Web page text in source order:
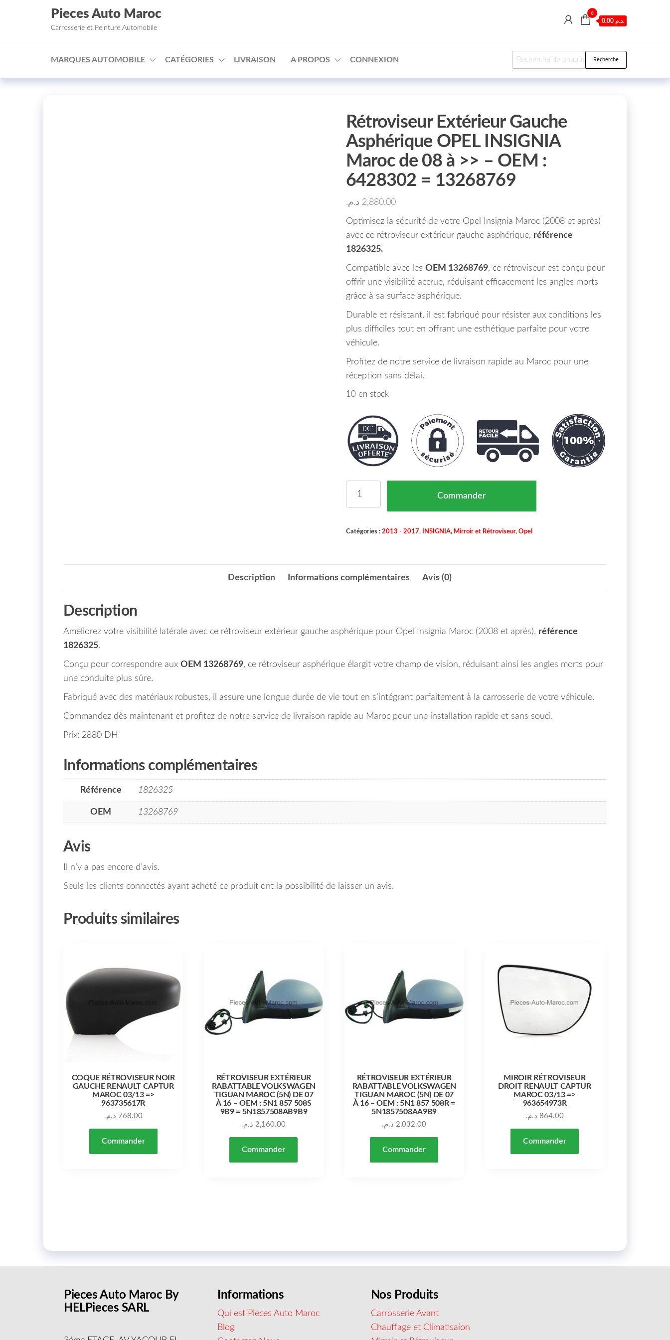
□
Aller au contenu
Pieces Auto Maroc
Carrosserie et Peinture Automobile
0
0.00 د.م.
MARQUES AUTOMOBILE CATÉGORIES LIVRAISON A PROPOS CONNEXION Recherche pour : Recherche
Rétroviseur Extérieur Gauche
Asphérique OPEL INSIGNIA
Maroc de 08 à >> – OEM :
6428302 = 13268769
2,880.00 د.م.
Optimisez la sécurité de votre Opel Insignia Maroc (2008 et après)
avec ce rétroviseur extérieur gauche asphérique, référence
1826325.
Compatible avec les OEM 13268769, ce rétroviseur est conçu pour
offrir une visibilité accrue, réduisant efficacement les angles morts
grâce à sa surface asphérique.
Durable et résistant, il est fabriqué pour résister aux conditions les
plus difficiles tout en offrant une esthétique parfaite pour votre
véhicule.
Profitez de notre service de livraison rapide au Maroc pour une
réception sans délai.
10 en stock
Commander
Catégories : 2013 - 2017, INSIGNIA, Mirroir et Rétroviseur, Opel
Description Informations complémentaires Avis (0)
Description
Améliorez votre visibilité latérale avec ce rétroviseur extérieur gauche asphérique pour Opel Insignia Maroc (2008 et après), référence
1826325.
Conçu pour correspondre aux OEM 13268769, ce rétroviseur asphérique élargit votre champ de vision, réduisant ainsi les angles morts pour
une conduite plus sûre.
Fabriqué avec des matériaux robustes, il assure une longue durée de vie tout en s’intégrant parfaitement à la carrosserie de votre véhicule.
Commandez dès maintenant et profitez de notre service de livraison rapide au Maroc pour une installation rapide et sans souci.
Prix: 2880 DH
Informations complémentaires
Référence 1826325
OEM 13268769
Avis
Il n’y a pas encore d’avis.
Seuls les clients connectés ayant acheté ce produit ont la possibilité de laisser un avis.
Produits similaires
COQUE RÉTROVISEUR NOIR
GAUCHE RENAULT CAPTUR
MAROC 03/13 =>
963735617R
768.00 د.م.
Commander
RÉTROVISEUR EXTÉRIEUR
RABATTABLE VOLKSWAGEN
TIGUAN MAROC (5N) DE 07
À 16 – OEM : 5N1 857 508S
9B9 = 5N1857508AB9B9
2,160.00 د.م.
Commander
RÉTROVISEUR EXTÉRIEUR
RABATTABLE VOLKSWAGEN
TIGUAN MAROC (5N) DE 07
À 16 – OEM : 5N1 857 508R =
5N1857508AA9B9
2,032.00 د.م.
Commander
MIROIR RÉTROVISEUR
DROIT RENAULT CAPTUR
MAROC 03/13 =>
963654973R
864.00 د.م.
Commander
Pieces Auto Maroc By
HELPieces SARL
Informations
Qui est Pièces Auto Maroc
Blog
Nos Produits
Carrosserie Avant
Chauffage et Climatisaion